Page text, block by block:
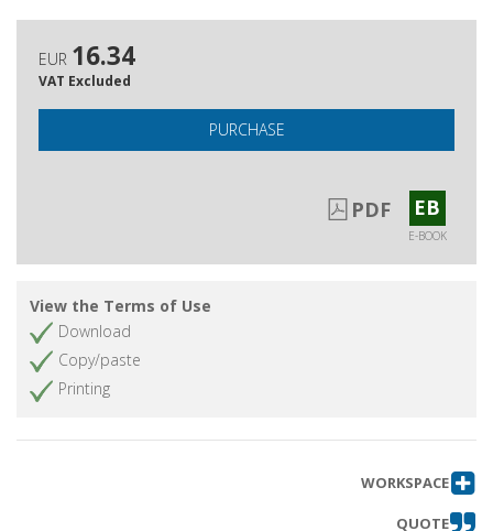
EUR 16.34
VAT Excluded
PURCHASE
PDF EB
E-BOOK
View the Terms of Use
Download
Copy/paste
Printing
WORKSPACE
QUOTE